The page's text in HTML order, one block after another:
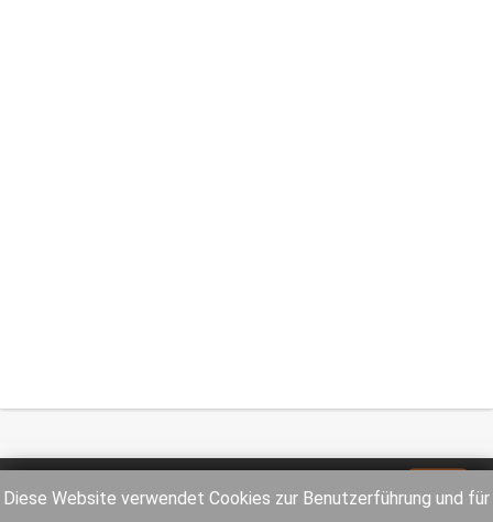
Diese Website verwendet Cookies zur Benutzerführung und für